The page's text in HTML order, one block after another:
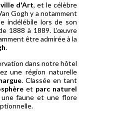
ville d'Art, et le célèbre
Gogh y a notamment
indélébile lors de son
1888 à 1889. L’œuvre
être admirée à la
.
dans notre hôtel
une région naturelle
. Classée en tant
et parc naturel
faune et une flore